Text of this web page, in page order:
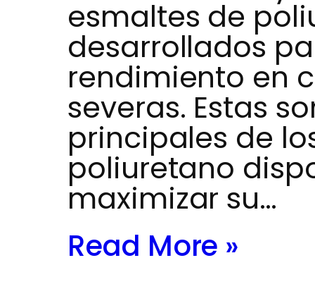
esmaltes de
desarrollados
rendimiento en
severas. Estas
principales de
poliuretano
maximizar su…
Read More »